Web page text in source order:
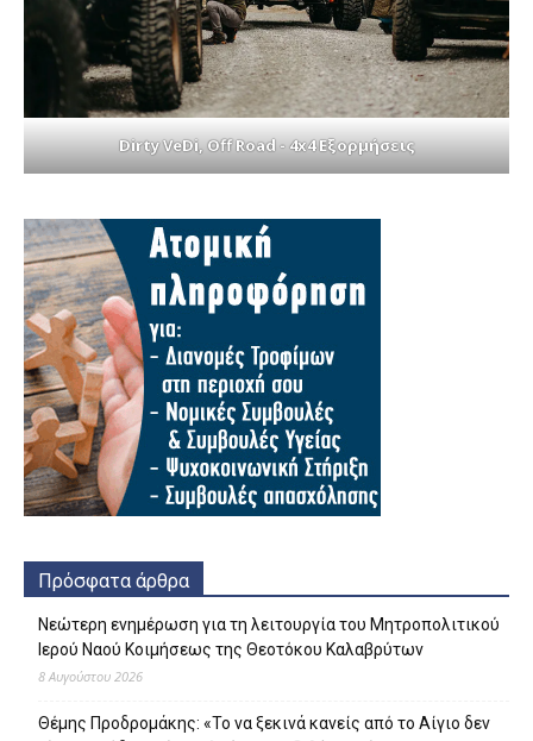
Dirty VeDi, Off Road - 4x4 Εξορμήσεις
Πρόσφατα άρθρα
Νεώτερη ενημέρωση για τη λειτουργία του Μητροπολιτικού
Ιερού Ναού Κοιμήσεως της Θεοτόκου Καλαβρύτων
8 Αυγούστου 2026
Θέμης Προδρομάκης: «Το να ξεκινά κανείς από το Αίγιο δεν